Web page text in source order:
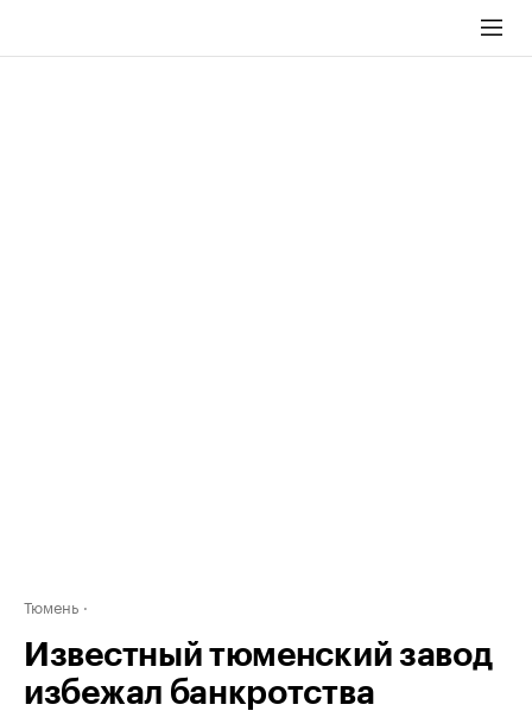
Тюмень
Известный тюменский завод
избежал банкротства